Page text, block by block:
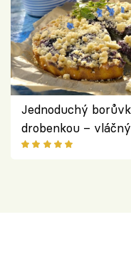
Jednoduchý
drobenkou –
ovoce